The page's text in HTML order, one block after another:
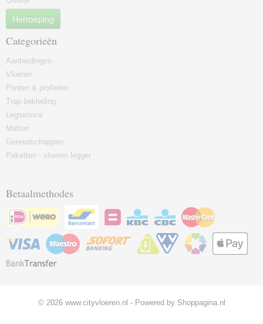
Herroeping
Categorieën
Aanbiedingen
Vloeren
Plinten & profielen
Trap bekleding
Legservice
Matten
Gereedschappen
Paketten - vloeren legger
Betaalmethodes
© 2026 www.cityvloeren.nl - Powered by Shoppagina.nl